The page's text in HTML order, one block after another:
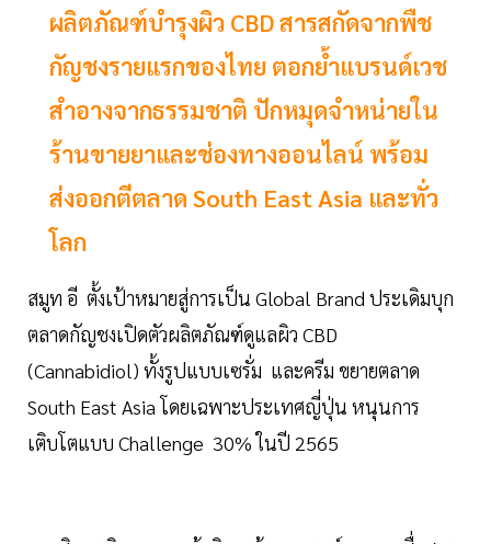
ผลิตภัณฑ์บำรุงผิว CBD สารสกัดจากพืช
กัญชงรายแรกของไทย ตอกย้ำแบรนด์เวช
สำอางจากธรรมชาติ ปักหมุดจำหน่ายใน
ร้านขายยาและช่องทางออนไลน์ พร้อม
ส่งออกตีตลาด South East Asia และทั่ว
โลก
สมูท อี ตั้งเป้าหมายสู่การเป็น Global Brand ประเดิมบุก
ตลาดกัญชงเปิดตัวผลิตภัณฑ์ดูแลผิว CBD
(Cannabidiol) ทั้งรูปแบบเซรั่ม และครีม ขยายตลาด
South East Asia โดยเฉพาะประเทศญี่ปุ่น หนุนการ
เติบโตแบบ Challenge 30% ในปี 2565